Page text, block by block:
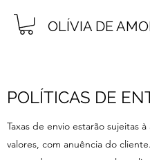
OLÍVIA DE
POLÍTICAS DE
Taxas de envio estarão sujeitas
valores, com anuência do